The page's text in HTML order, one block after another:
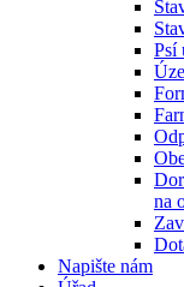
Psí
na
Napište nám